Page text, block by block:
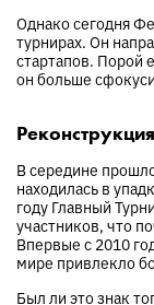
Однако сегодня
турнирах. Он
стартапов. Порой
он больше
В середине
находилась в
году Главный
участников, что
Впервые с 2010
мире привлекло
Был ли это знак